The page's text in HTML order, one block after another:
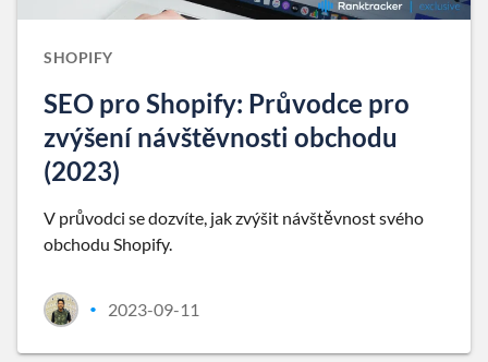
SHOPIFY
SEO pro Shopify: Průvodce pro
zvýšení návštěvnosti obchodu
(2023)
V průvodci se dozvíte, jak zvýšit návštěvnost svého
obchodu Shopify.
• 2023-09-11